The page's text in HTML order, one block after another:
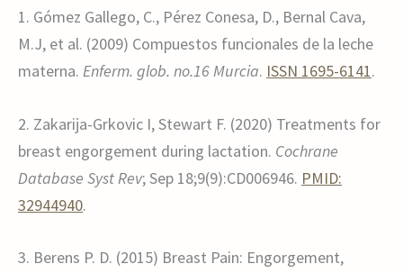
1. Gómez Gallego, C., Pérez Conesa, D., Bernal Cava,
M.J, et al. (2009) Compuestos funcionales de la leche
materna. Enferm. glob. no.16 Murcia. ISSN 1695-6141.
2. Zakarija-Grkovic I, Stewart F. (2020) Treatments for
breast engorgement during lactation. Cochrane
Database Syst Rev; Sep 18;9(9):CD006946. PMID:
32944940.
3. Berens P. D. (2015) Breast Pain: Engorgement,